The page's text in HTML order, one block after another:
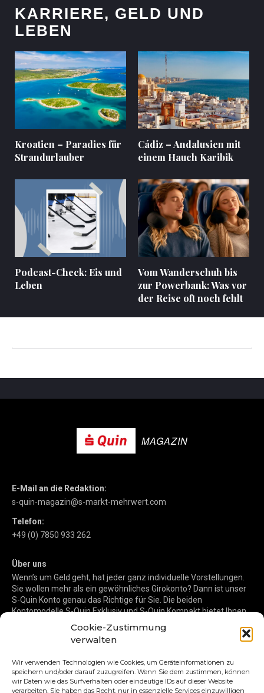
Cookie-Zustimmung
verwalten
Wir verwenden Technologien wie Cookies, um Geräteinformationen zu
speichern und/oder darauf zuzugreifen. Wenn Sie dem zustimmen, können
wir Daten wie das Surfverhalten oder eindeutige IDs auf dieser Website
verarbeiten. Sie haben das Recht, nur in essenzielle Services einzuwilligen
KARRIERE, GELD UND
LEBEN
Kroatien – Paradies für
Strandurlauber
Cádiz – Andalusien mit
einem Hauch Karibik
Podcast-Check: Eis und
Leben
Vom Wanderschuh bis
zur Powerbank: Was vor
der Reise oft noch fehlt
MAGAZIN
E-Mail an die Redaktion:
s-quin-magazin@s-markt-mehrwert.com
Telefon:
+49 (0) 7850 933 262
Über uns
Wenn’s um Geld geht, hat jeder ganz individuelle Vorstellungen.
Sie wollen mehr als ein gewöhnliches Girokonto? Dann ist unser
S-Quin Konto genau das Richtige für Sie. Die beiden
Kontomodelle S-Quin Exklusiv und S-Quin Kompakt bietet Ihnen
etliche Inklusivleistungen. Im S-Quin Magazin erfahren Sie
immer, was es Neues gibt.
Fokus
Auf und davon